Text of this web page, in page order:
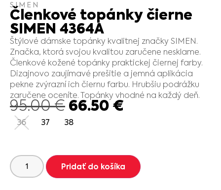
SIMEN
Členkové topánky čierne
SIMEN 4364A
Štýlové dámske topánky kvalitnej značky SIMEN.
Značka, ktorá svojou kvalitou zaručene nesklame.
Členkové kožené topánky praktickej čiernej farby.
Dizajnovo zaujímavé prešitie a jemná aplikácia
pekne zvýrazní ich čiernu farbu. Hrubšiu podrážku
zaručene oceníte. Topánky vhodné na každý deň.
95.00€ 66.50€
36 37 38
Pridať do košíka